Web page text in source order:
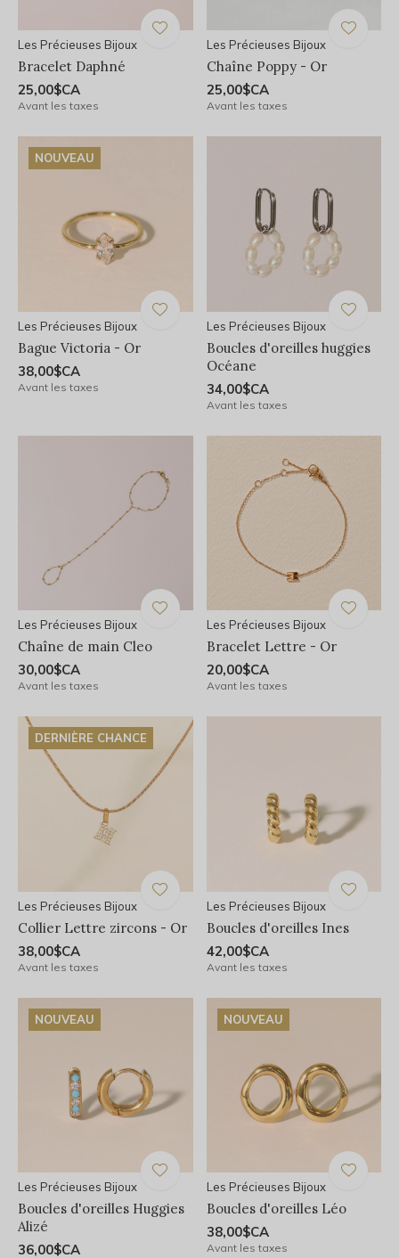
Les Précieuses Bijoux
Bracelet Daphné
25,00$CA
Avant les taxes
Les Précieuses Bijoux
Chaîne Poppy - Or
25,00$CA
Avant les taxes
NOUVEAU
Les Précieuses Bijoux
Bague Victoria - Or
38,00$CA
Avant les taxes
Les Précieuses Bijoux
Boucles d'oreilles huggies
Océane
34,00$CA
Avant les taxes
Les Précieuses Bijoux
Chaîne de main Cleo
30,00$CA
Avant les taxes
Les Précieuses Bijoux
Bracelet Lettre - Or
20,00$CA
Avant les taxes
DERNIÈRE CHANCE
Les Précieuses Bijoux
Collier Lettre zircons - Or
38,00$CA
Avant les taxes
Les Précieuses Bijoux
Boucles d'oreilles Ines
42,00$CA
Avant les taxes
NOUVEAU
Les Précieuses Bijoux
Boucles d'oreilles Huggies
Alizé
36,00$CA
NOUVEAU
Les Précieuses Bijoux
Boucles d'oreilles Léo
38,00$CA
Avant les taxes